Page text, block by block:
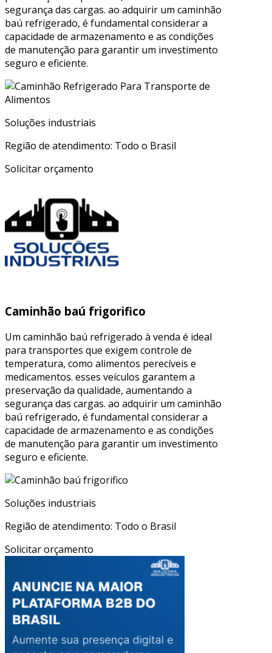
segurança das cargas. ao adquirir um caminhão
baú refrigerado, é fundamental considerar a
capacidade de armazenamento e as condições
de manutenção para garantir um investimento
seguro e eficiente.
Soluções industriais
Região de atendimento: Todo o Brasil
Solicitar orçamento
Caminhão baú frigorifico
Um caminhão baú refrigerado à venda é ideal
para transportes que exigem controle de
temperatura, como alimentos perecíveis e
medicamentos. esses veículos garantem a
preservação da qualidade, aumentando a
segurança das cargas. ao adquirir um caminhão
baú refrigerado, é fundamental considerar a
capacidade de armazenamento e as condições
de manutenção para garantir um investimento
seguro e eficiente.
Soluções industriais
Região de atendimento: Todo o Brasil
Solicitar orçamento